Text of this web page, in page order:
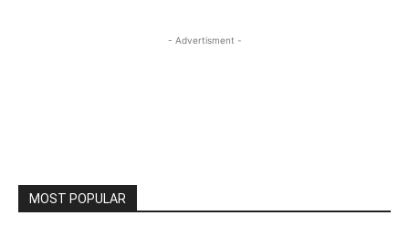
- Advertisment -
MOST POPULAR